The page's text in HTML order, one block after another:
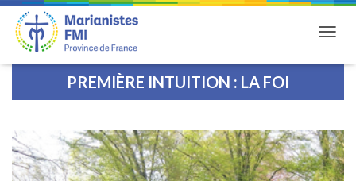
PREMIÈRE INTUITION : LA FOI